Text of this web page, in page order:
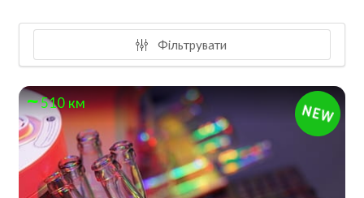
Фільтрувати
510 км